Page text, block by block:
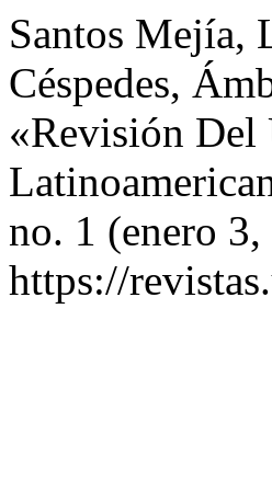
Santos Mejía,
Céspedes,
«Revisión Del
no. 1 (enero
https://